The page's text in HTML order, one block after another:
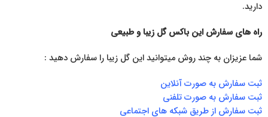
دارید.
راه های سفارش این باکس گل زیبا و طبیعی
شما عزیزان به چند روش میتوانید این گل زیبا را سفارش دهید :
ثبت سفارش به صورت آنلاین
ثبت سفارش به صورت تلفنی
ثبت سفارش از طریق شبکه های اجتماعی